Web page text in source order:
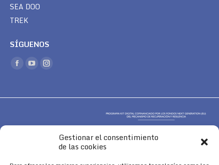
Gestionar el consentimiento
de las cookies
SEA DOO
TREK
SÍGUENOS
Encuéntranos en:
Facebook
YouTubeInstagram
window